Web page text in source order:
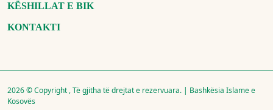
KËSHILLAT E BIK
KONTAKTI
2026 © Copyright , Të gjitha të drejtat e rezervuara. | Bashkësia Islame e
Kosovës